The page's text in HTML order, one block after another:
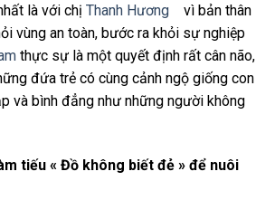
là với chị Thanh Hương
vì bản thân
vùng an toàn, bước ra khỏi sự nghiệp
thực sự là một quyết định rất cân não,
đứa trẻ có cùng cảnh ngộ giống con
và bình đẳng như những người không
tiếu « Đồ không biết đẻ » để nuôi